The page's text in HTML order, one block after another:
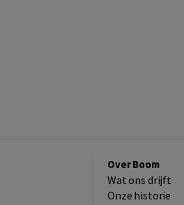
Over Boom
Wat ons drijft
Onze historie